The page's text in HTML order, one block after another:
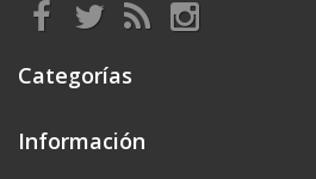
Categorías
Información